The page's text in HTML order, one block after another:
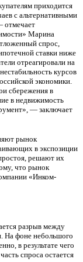
приходится
с альтернативными
отмечает
Марина
спрос,
ставки ниже
отреагировали на
курсов
экономики.
сбережения в
в недвижимость
— заключает
рынок
в экспозиции
решают их
что рынок
«Инком-
разрыв между
На фоне небольшого
в результате чего
спроса остается